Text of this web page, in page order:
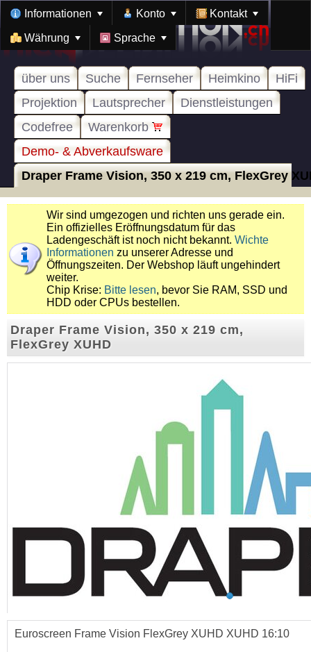
Informationen Konto Kontakt
Währung Sprache
über uns Suche Fernseher Heimkino
HiFi
Projektion
Lautsprecher
Dienstleistungen
Codefree
Warenkorb
Demo- & Abverkaufsware
Draper Frame Vision, 350 x 219 cm, FlexGrey
Wir sind umgezogen und richten uns gerade ein.
Ein offizielles Eröffnungsdatum für das
Ladengeschäft ist noch nicht bekannt. Wichte
Informationen zu unserer Adresse und
Öffnungszeiten. Der Webshop läuft ungehindert
weiter.
Chip Krise: Bitte lesen, bevor Sie RAM, SSD und
HDD oder CPUs bestellen.
Draper Frame Vision, 350 x 219 cm,
FlexGrey XUHD
Euroscreen Frame Vision FlexGrey XUHD XUHD 16:10